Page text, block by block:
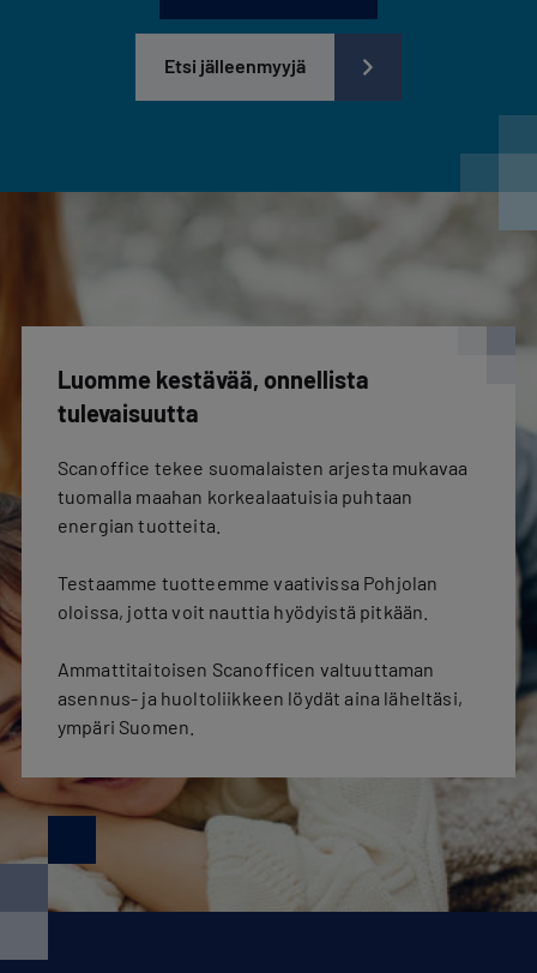
Etsi jälleenmyyjä
Luomme kestävää, onnellista
tulevaisuutta
Scanoffice tekee suomalaisten arjesta mukavaa
tuomalla maahan korkealaatuisia puhtaan
energian tuotteita.
Testaamme tuotteemme vaativissa Pohjolan
oloissa, jotta voit nauttia hyödyistä pitkään.
Ammattitaitoisen Scanofficen valtuuttaman
asennus- ja huoltoliikkeen löydät aina läheltäsi,
ympäri Suomen.